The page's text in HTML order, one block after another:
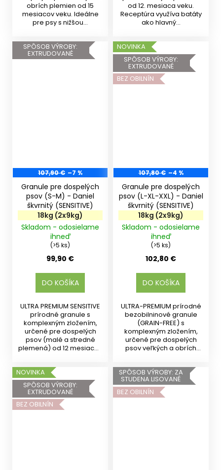
obrích plemien od 15
mesiacov veku. Ideálne
pre psy s nižšou...
od 12. mesiaca veku.
Receptúra využíva batáty
ako hlavný...
SPÔSOB VÝROBY:
EXTRUDOVANÉ
107,90 € –7 %
Granule pre dospelých
psov (S-M) - Daniel
18kg (2x9kg)
Skladom - odosielame
ihneď
(>5 ks)
99,90 €
DO KOŠÍKA
ULTRA PREMIUM SENSITIVE
prírodné granule s
komplexným zložením,
určené pre dospelých
psov (malé a stredné
plemená) od 12 mesiacov
NOVINKA
SPÔSOB VÝROBY:
EXTRUDOVANÉ
BEZ OBILNÍN
107,80 € –4 %
Granule pre dospelých
psov (L-XL-XXL) - Daniel
18kg (2x9kg)
Skladom - odosielame
ihneď
(>5 ks)
102,80 €
DO KOŠÍKA
ULTRA-PREMIUM prírodné
bezobilninové granule
(GRAIN-FREE) s
komplexným zložením,
určené pre dospelých
psov veľkých a obrích
NOVINKA
SPÔSOB VÝROBY:
EXTRUDOVANÉ
BEZ OBILNÍN
SPÔSOB VÝROBY: ZA
STUDENA LISOVANÉ
BEZ OBILNÍN